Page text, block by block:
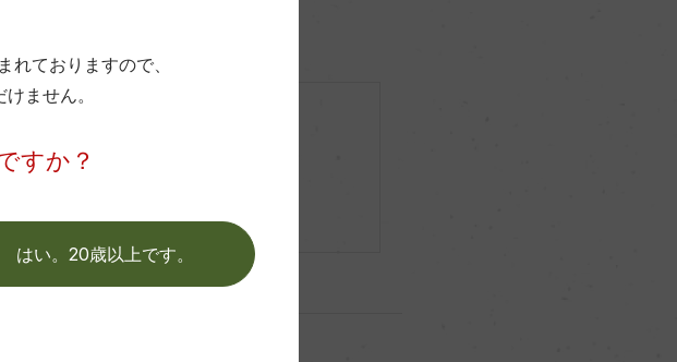
ブリ』の特徴 ＆ おすすめ銘柄
れておりますので、
ません。
すか？
はい。20歳以上です。